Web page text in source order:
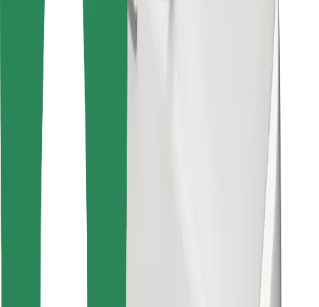
Zamów przejazd w kilka minut!
Pobierz aplikację Bolt
Znajdź swoje ulubione jedzenie!
Pobierz aplikację Bolt Food